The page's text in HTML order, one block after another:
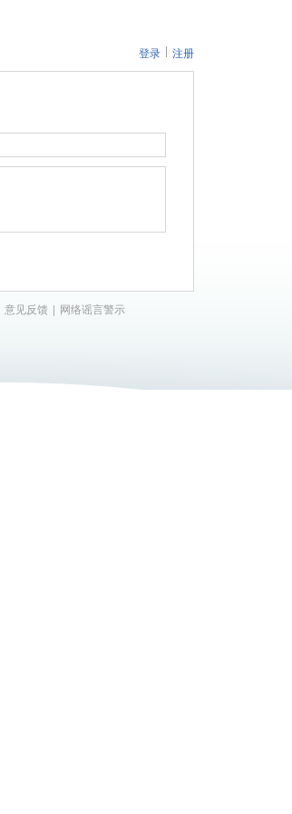
登录 注册
意见反馈 | 网络谣言警示